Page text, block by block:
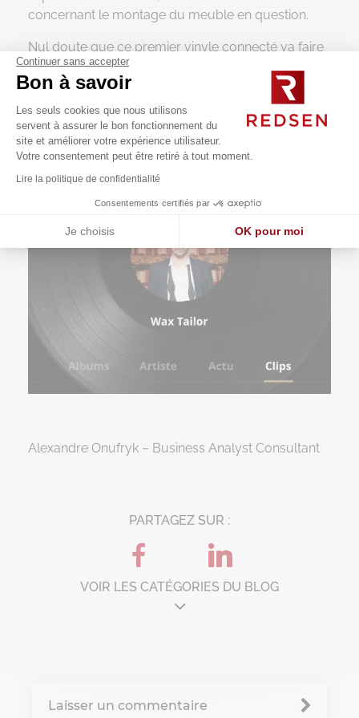
concernant le montage du meuble en question.
Nul doute que ce premier vinyle connecté va faire
des émules notamment auprès des jeunes, accros
au disque microsillon. Officiellement, le tout
premier vinyle connecté est sorti le 10 novembre
dernier au prix indicatif de 25€.
Alexandre Onufryk – Business Analyst Consultant
PARTAGEZ SUR :
VOIR LES CATÉGORIES DU BLOG
Change management
Laisser un commentaire
Continuer sans accepter
Bon à savoir
Les seuls cookies que nous utilisons
servent à assurer le bon fonctionnement du
site et améliorer votre expérience utilisateur.
Votre consentement peut être retiré à tout moment.
Lire la politique de confidentialité
Consentements certifiés par
Je choisis OK pour moi
Plateforme de Gestion du Consentement : Personnalisez vos
Notre plateforme vous permet d'adapter et de gérer vos